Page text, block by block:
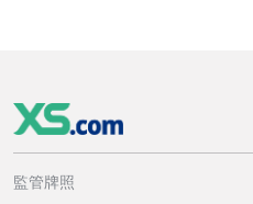
監管牌照